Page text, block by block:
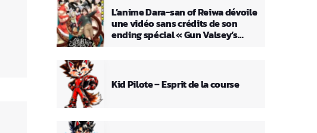
L’anime Dara-san of Reiwa dévoile
une vidéo sans crédits de son
ending spécial « Gun Valsey’s
Kid Pilote – Esprit de la course